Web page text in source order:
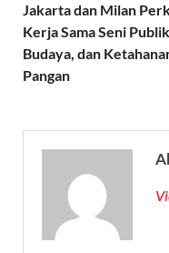
Jakarta dan Milan
Kerja Sama Seni
Budaya, dan
Pangan